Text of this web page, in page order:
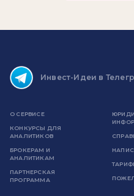
Инвест-Идеи в
О СЕРВИСЕ
КОНКУРСЫ ДЛЯ
АНАЛИТИКОВ
БРОКЕРАМ И
АНАЛИТИКАМ
ПАРТНЕРСКАЯ
ПРОГРАММА